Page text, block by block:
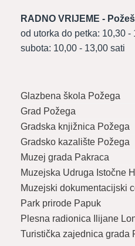
RADNO VRIJEME -
od utorka do petka: 10,30 -
subota: 10,00 - 13,00 sati
Glazbena škola Požega
Grad Požega
Gradska knjižnica Požega
Gradsko kazalište Požega
Muzej grada Pakraca
Muzejska Udruga Istočne
Muzejski dokumentacijski
Park prirode Papuk
Plesna radionica Ilijane
Turistička zajednica grada